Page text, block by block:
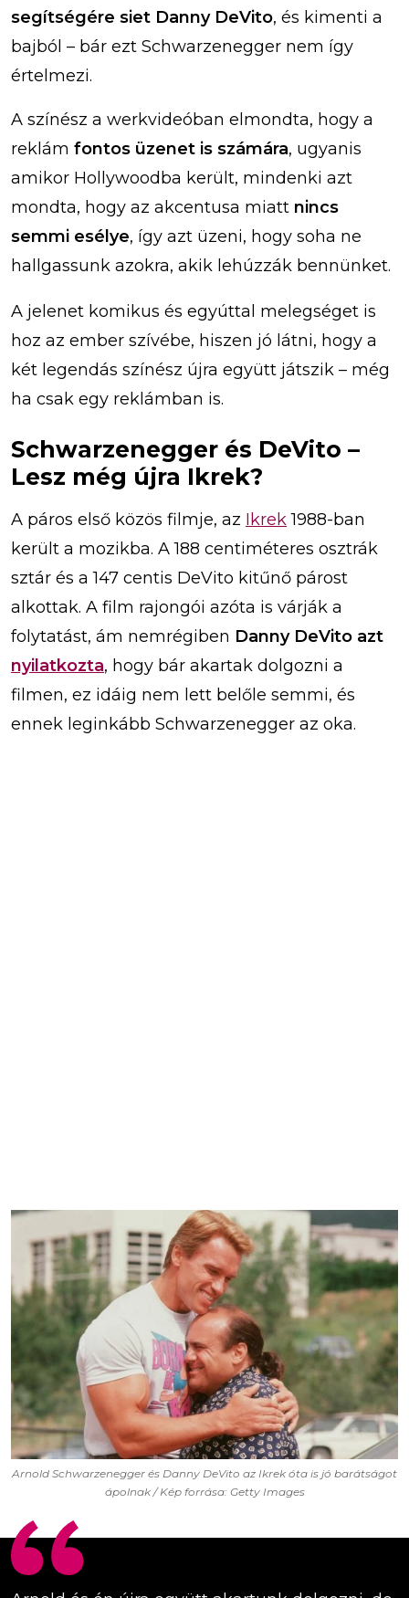
segítségére siet Danny DeVito, és kimenti a
bajból – bár ezt Schwarzenegger nem így
értelmezi.
A színész a werkvideóban elmondta, hogy a
reklám fontos üzenet is számára, ugyanis
amikor Hollywoodba került, mindenki azt
mondta, hogy az akcentusa miatt nincs
semmi esélye, így azt üzeni, hogy soha ne
hallgassunk azokra, akik lehúzzák bennünket.
A jelenet komikus és egyúttal melegséget is
hoz az ember szívébe, hiszen jó látni, hogy a
két legendás színész újra együtt játszik – még
ha csak egy reklámban is.
Schwarzenegger és DeVito –
Lesz még újra Ikrek?
A páros első közös filmje, az Ikrek1988-ban
került a mozikba. A 188 centiméteres osztrák
sztár és a 147 centis DeVito kitűnő párost
alkottak. A film rajongói azóta is várják a
folytatást, ám nemrégiben Danny DeVito azt
nyilatkozta, hogy bár akartak dolgozni a
filmen, ez idáig nem lett belőle semmi, és
ennek leginkább Schwarzenegger az oka.
Arnold Schwarzenegger és Danny DeVito az Ikrek óta is jó barátságot
ápolnak / Kép forrása: Getty Images